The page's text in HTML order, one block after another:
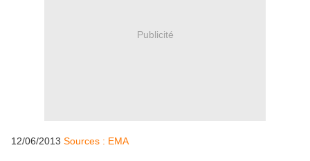
Publicité
12/06/2013 Sources : EMA